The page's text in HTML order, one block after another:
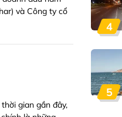
và Công ty cổ
gian gần đây,
4
5